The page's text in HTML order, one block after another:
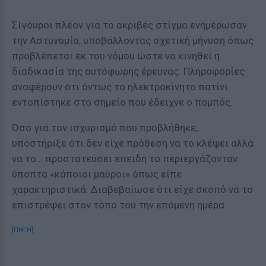
Σίγουροι πλέον για το ακριβές στίγμα ενημέρωσαν
την Αστυνομία, υποβάλλοντας σχετική μήνυση όπως
προβλέπεται εκ του νόμου ώστε να κινηθεί η
διαδικασία της αυτόφωρης έρευνας. Πληροφορίες
αναφέρουν ότι όντως το ηλεκτροκίνητο πατίνι
εντοπίστηκε στο σημείο που έδειχνε ο πομπός.
Όσο για τον ισχυρισμό που προβλήθηκε,
υποστήριξε ότι δεν είχε πρόθεση να το κλέψει αλλά
να το… προστατεύσει επειδή το περιεργάζονταν
ύποπτα «κάποιοι μαύροι» όπως είπε
χαρακτηριστικά. Διαβεβαίωσε ότι είχε σκοπό να το
επιστρέψει στον τόπο του την επόμενη ημέρα.
[ΠΗΓΗ]